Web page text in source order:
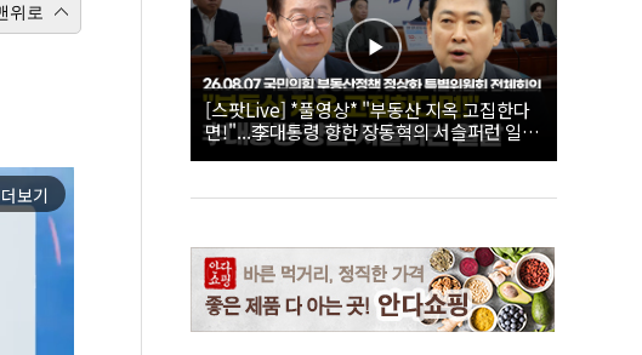
위로
더보기
[스팟Live] *풀영상* "부동산 지옥 고집한다
면!"...李대통령 향한 장동혁의 서슬퍼런 일갈
| 26.08.07 국민의힘 부동산정책 정상화 특별